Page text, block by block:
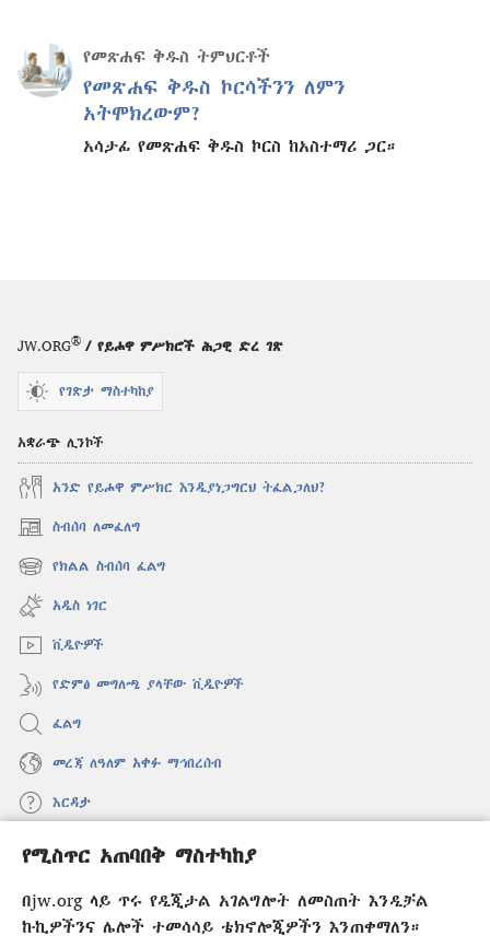
የሚስጥር አጠባበቅ ማስተካከያ
በjw.org ላይ ጥሩ የዲጂታል አገልግሎት ለመስጠት እንዲቻል
ኩኪዎችንና ሌሎች ተመሳሳይ ቴክኖሎጂዎችን እንጠቀማለን።
የመጽሐፍ ቅዱስ ትምህርቶች
የመጽሐፍ ቅዱስ ኮርሳችንን ለምን
አትሞክረውም?
አሳታፊ የመጽሐፍ ቅዱስ ኮርስ ከአስተማሪ ጋር።
JW.ORG® / የይሖዋ ምሥክሮች ሕጋዊ ድረ ገጽ
የገጽታ ማስተካከያ
አቋራጭ ሊንኮች
አንድ የይሖዋ ምሥክር እንዲያነጋግርህ ትፈልጋለህ?
ስብሰባ ለመፈለግ
(አዲስ
ዊንዶው
ክፈት)
የክልል ስብሰባ ፈልግ
(አዲስ
ዊንዶው
ክፈት)
አዲስ ነገር
ቪዲዮዎች
የድምፅ መግለጫ ያላቸው ቪዲዮዎች
ፈልግ
መረጃ ለዓለም አቀፉ ማኅበረሰብ
እርዳታ
መዋጮዎች
(አዲስ
ክፈት)
የመጠበቂያ ግንብ የኢንተርኔት ቤተ መጻሕፍት
(አዲስ